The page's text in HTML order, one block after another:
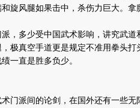
旋风腿如果击中，杀伤力巨大。
多少受中国武术影响，讲究武道
极真空手道更是规定不准用拳头
一直是胜多负少。
派间的论剑，在国外还有一些无